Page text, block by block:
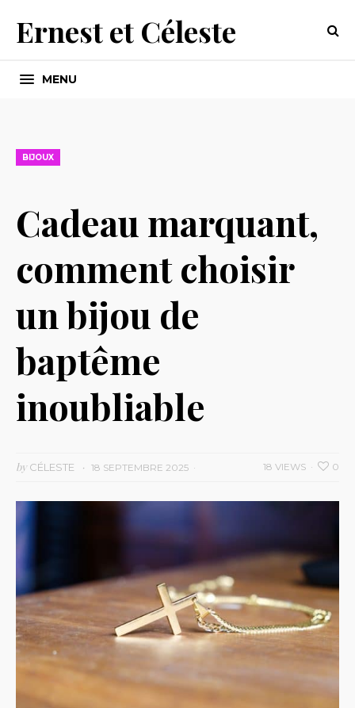
Ernest et Céleste
MENU
BIJOUX
Cadeau marquant,
comment choisir
un bijou de
baptême
inoubliable
byCÉLESTE 18 SEPTEMBRE 2025 0
18 VIEWS